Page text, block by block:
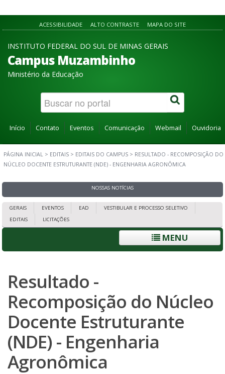
ACESSIBILIDADE ALTO CONTRASTE MAPA DO SITE
INSTITUTO FEDERAL DO SUL DE MINAS GERAIS
Campus Muzambinho
Ministério da Educação
Início Contato Eventos Comunicação Webmail Ouvidoria
PÁGINA INICIAL > EDITAIS > EDITAIS DO CAMPUS > RESULTADO - RECOMPOSIÇÃO DO
NÚCLEO DOCENTE ESTRUTURANTE (NDE) - ENGENHARIA AGRONÔMICA
NOSSAS NOTÍCIAS
GERAIS EVENTOS EAD
VESTIBULAR E PROCESSO SELETIVO
EDITAIS
LICITAÇÕES
MENU
Resultado -
Recomposição do Núcleo
Docente Estruturante
(NDE) - Engenharia
Agronômica